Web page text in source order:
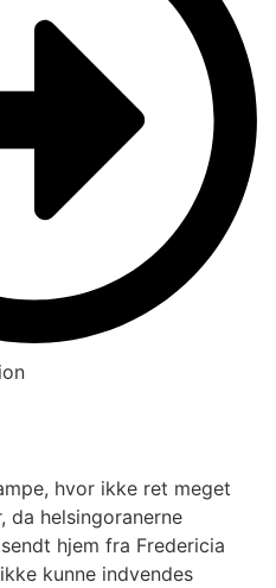
hvor ikke ret meget
da helsingoranerne
hjem fra Fredericia
kunne indvendes